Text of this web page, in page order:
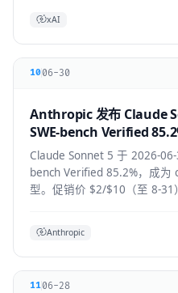
xAI
1006-30
Anthropic 发布 Claude
SWE-bench Verified
Claude Sonnet 5 于 2026-
bench Verified 85.2%，成为
型。促销价 $2/$10（至 8-31
Anthropic
1106-28